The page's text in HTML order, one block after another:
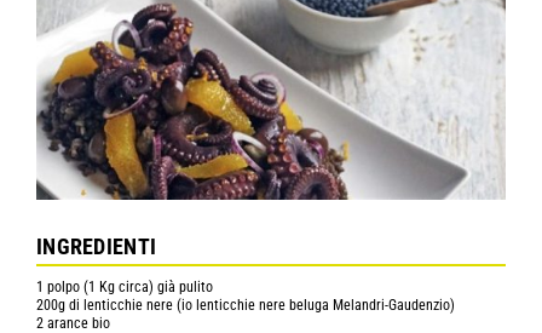
INGREDIENTI
1 polpo (1 Kg circa) già pulito
200g di lenticchie nere (io lenticchie nere beluga Melandri-Gaudenzio)
2 arance bio